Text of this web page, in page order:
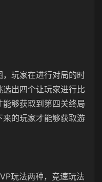
玩家在进行对局的时
出四个让玩家进行比
够获取到第四关终局
的玩家才能够获取游
玩法两种，竞速玩法